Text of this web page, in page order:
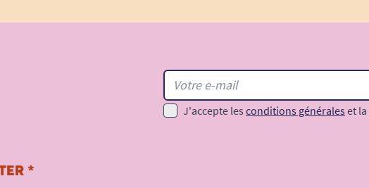
*
J'accepte les conditions générales et la